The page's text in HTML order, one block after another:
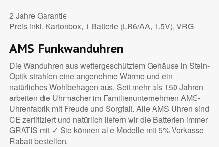
2 Jahre Garantie
Preis inkl. Kartonbox, 1 Batterie (LR6/AA, 1.5V), VRG
AMS Funkwanduhren
Die Wanduhren aus wettergeschütztem Gehäuse in Stein-
Optik strahlen eine angenehme Wärme und ein
natürliches Wohlbehagen aus. Seit mehr als 150 Jahren
arbeiten die Uhrmacher im Familienunternehmen AMS-
Uhrenfabrik mit Freude und Sorgfalt. Alle AMS Uhren sind
CE zertifiziert und natürlich liefern wir die Batterien immer
GRATIS mit ✓ Sie können alle Modelle mit 5% Vorkasse
Rabatt bestellen.